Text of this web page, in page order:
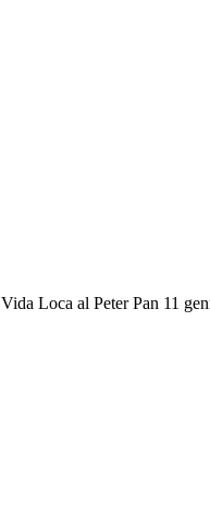
Vida Loca al Peter Pan 11